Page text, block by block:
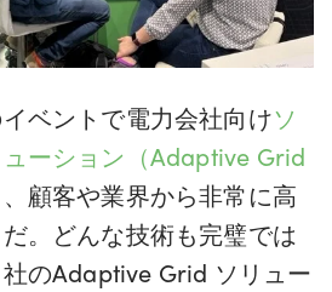
ベントで電力会社向けソ
ーション（Adaptive Grid
顧客や業界から非常に高
。どんな技術も完璧では
のAdaptive Grid ソリュー